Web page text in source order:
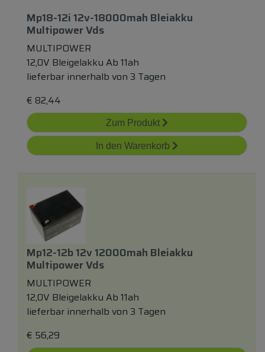
Mp18-12i 12v-18000mah Bleiakku
Multipower Vds
MULTIPOWER
12,0V Bleigelakku Ab 11ah
lieferbar innerhalb von 3 Tagen
€ 82,44
Zum Produkt
In den Warenkorb
Mp12-12b 12v 12000mah Bleiakku
Multipower Vds
MULTIPOWER
12,0V Bleigelakku Ab 11ah
lieferbar innerhalb von 3 Tagen
€ 56,29